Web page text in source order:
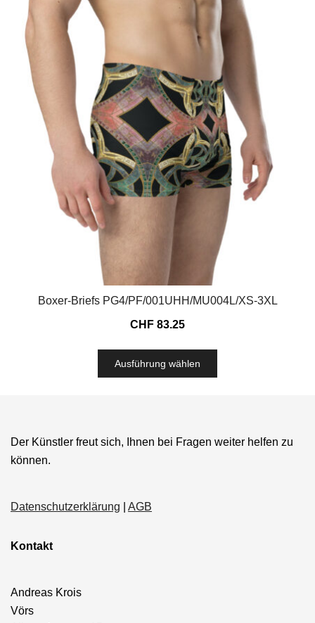
Boxer-Briefs PG4/PF/001UHH/MU004L/XS-3XL
CHF 83.25
Ausführung wählen
Der Künstler freut sich, Ihnen bei Fragen weiter helfen zu
können.
Datenschutzerklärung AGB
Kontakt
Andreas Krois
Vörs